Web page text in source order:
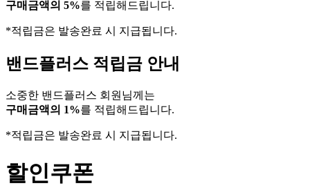
구매금액의 5%를 적립해드립니다.
*적립금은 발송완료 시 지급됩니다.
밴드플러스 적립금 안내
소중한 밴드플러스 회원님께는
구매금액의 1%를 적립해드립니다.
*적립금은 발송완료 시 지급됩니다.
할인쿠폰